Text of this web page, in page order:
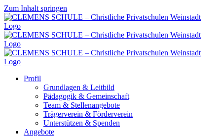
Zum Inhalt springen
Profil
Grundlagen & Leitbild
Pädagogik & Gemeinschaft
Team & Stellenangebote
Trägerverein & Förderverein
Unterstützen & Spenden
Angebote